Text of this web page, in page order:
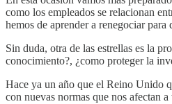
como los empleados se relacionan
hemos de aprender a renegociar
Sin duda, otra de las estrellas es la
conocimiento?, ¿como proteger la
Hace ya un año que el Reino Unido
con nuevas normas que nos afectan